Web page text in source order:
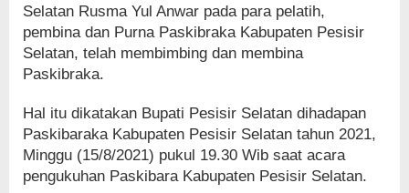
Selatan Rusma Yul Anwar pada para pelatih,
pembina dan Purna Paskibraka Kabupaten Pesisir
Selatan, telah membimbing dan membina
Paskibraka.
Hal itu dikatakan Bupati Pesisir Selatan dihadapan
Paskibaraka Kabupaten Pesisir Selatan tahun 2021,
Minggu (15/8/2021) pukul 19.30 Wib saat acara
pengukuhan Paskibara Kabupaten Pesisir Selatan.